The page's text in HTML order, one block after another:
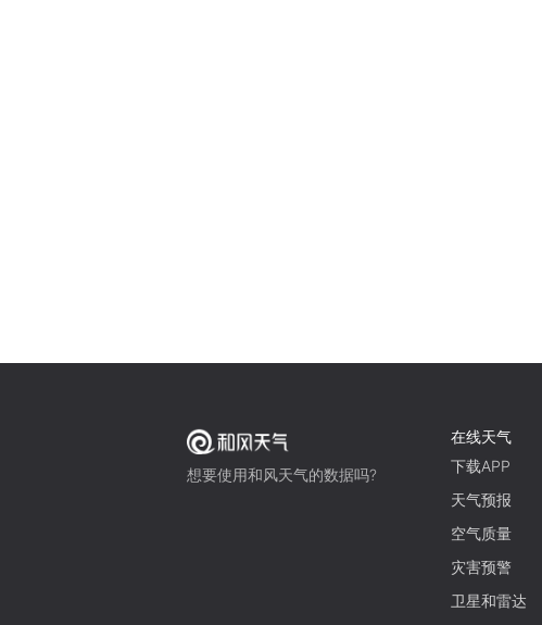
想要使用和风天气的数据吗?
在线天气
下载APP
天气预报
空气质量
灾害预警
卫星和雷达